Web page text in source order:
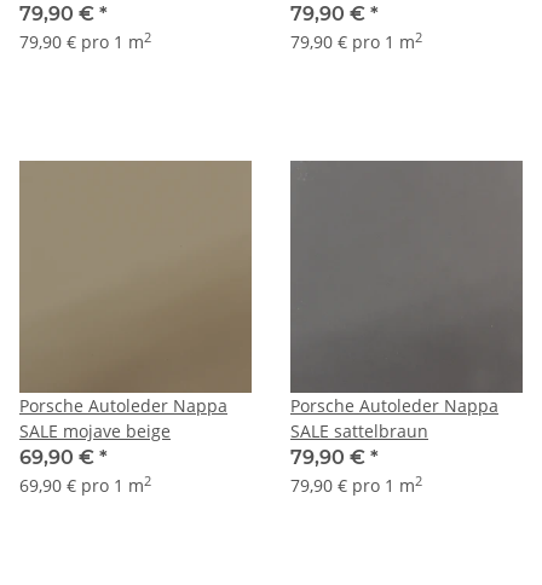
79,90 € *
79,90 € pro 1 m2
79,90 € *
79,90 € pro 1 m2
Porsche Autoleder Nappa
SALE mojave beige
69,90 € *
69,90 € pro 1 m2
Porsche Autoleder Nappa
SALE sattelbraun
79,90 € *
79,90 € pro 1 m2